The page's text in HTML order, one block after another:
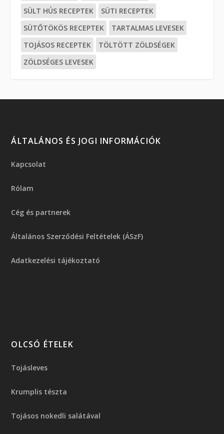
SÜLT HÚS RECEPTEK
SÜTI RECEPTEK
SÜTŐTÖKÖS RECEPTEK
TARTALMAS LEVESEK
TOJÁSOS RECEPTEK
TÖLTÖTT ZÖLDSÉGEK
ZÖLDSÉGES LEVESEK
ÁLTALÁNOS ÉS JOGI INFORMÁCIÓK
Kapcsolat
Rólam
Cég és partnerek
Általános Szerződési Feltételek (ÁSzF)
Adatkezelési tájékoztató
OLCSÓ ÉTELEK
Tojásleves
Krumplis tészta
Tojásos nokedli salátával